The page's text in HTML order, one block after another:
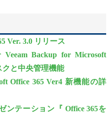
Ver. 3.0 リリース
Backup for Microsoft
クと中央管理機能
Office 365 Ver4 新機能の詳
ンテーション『 Office 365を